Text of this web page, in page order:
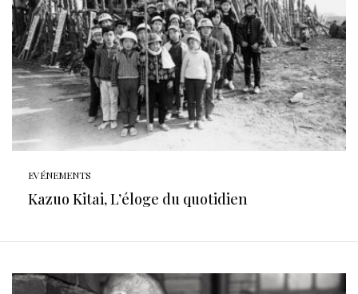
EVÉNEMENTS
Kazuo Kitai, L’éloge du quotidien